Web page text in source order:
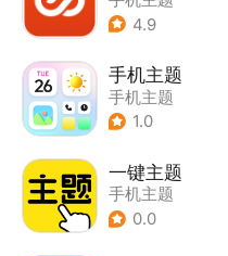
4.9
手机主题
手机主题
1.0
一键主题
手机主题
0.0